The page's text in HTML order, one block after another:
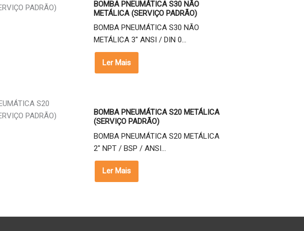
BOMBA PNEUMÁTICA S30 NÃO
METÁLICA (SERVIÇO PADRÃO)
BOMBA PNEUMÁTICA S30 NÃO
METÁLICA 3" ANSI / DIN 0...
Ler Mais
BOMBA PNEUMÁTICA S20 METÁLICA
(SERVIÇO PADRÃO)
BOMBA PNEUMÁTICA S20 METÁLICA
2" NPT / BSP / ANSI...
Ler Mais